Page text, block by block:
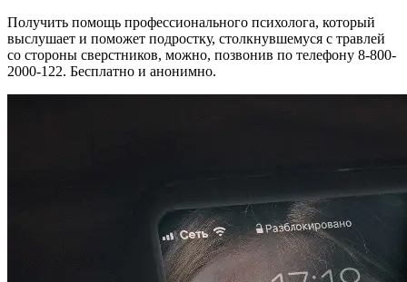
Получить помощь профессионального психолога, который
выслушает и поможет подростку, столкнувшемуся с травлей
со стороны сверстников, можно, позвонив по телефону 8-800-
2000-122. Бесплатно и анонимно.